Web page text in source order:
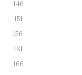
146
151
156
161
166